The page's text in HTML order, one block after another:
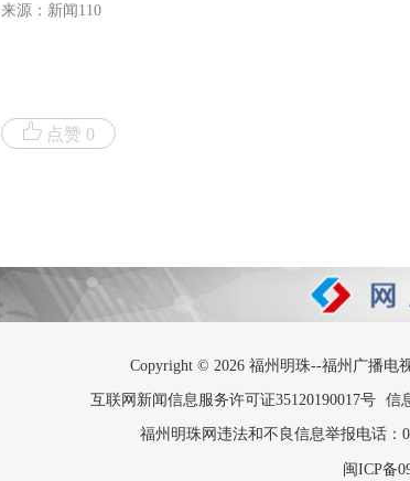
来源：新闻110
点赞 0
Copyright © 2026 福州明珠--福州广播电
互联网新闻信息服务许可证35120190017号 信
福州明珠网违法和不良信息举报电话：
闽ICP备